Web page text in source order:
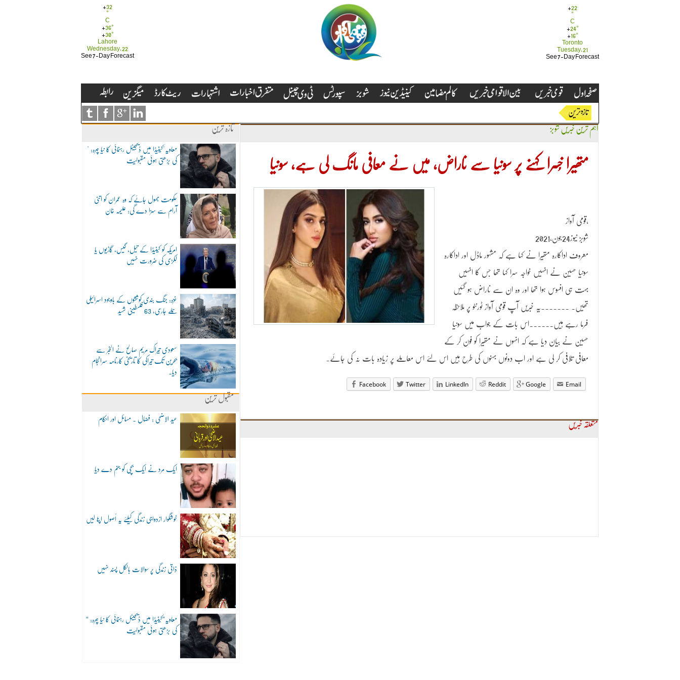
+22
°
C
+24°
+ 16°
Toronto
Tuesday, 21
See 7-Day Forecast
+32
°
C
+36°
+30°
Lahore
Wednesday, 22
See 7-Day Forecast
تازہ ترین
"معاویہ"کینیڈا میں ڈیجیٹل رہنمائی کا نیا چہرہ:
کی بڑھتی ہوئی مقبولیت
حکومت بھول جائے کہ وہ عمران کو اتنی
آرام سے سزا دے گی: علیمہ خان
امریکہ کو کینیڈا کے تیل، گیس، گاڑیوں یا
لکڑی کی ضرورت نہیں
غزہ: جنگ بندی کوششوں کے باوجود اسرائیلی
حملے جاری، 63 فلسطینی شہید
سعودی تیراک مریم صالح نے الخبر سے
بحرین تک تیراکی کا تاریخی کارنامہ سرانجام
دیا۔
مقبول ترین
عید الاضحی : فضال ۔ مسائل اور احکام
ایک مرد نے ایک بچی کو جنم دے دیا
خوشگوار ازدواجی زندگی کیلئے یہ اُصول اپنا لیں
ذاتی زندگی پر سوالات بالکل پسند نہیں
“معاویہ”کینیڈا میں ڈیجیٹل رہنمائی کا نیا چہرہ:
کی بڑھتی ہوئی مقبولیت
اہم ترین خبریں شوبز
متھیرا خُسرا کہنے پر سونیا سے ناراض، میں نے معافی مانگ لی ہے، سونیا
قومی آواز،
شوبز نیوز24جون،2021
معروف اداکارہ متھیرا نے کہا ہے کہ مشہور ماڈل اور اداکارہ
سونیا حسین نے انہیں خواجہ سرا کہا تھا جس کا انہیں
بہت ہی افسوس ہوا تھا اور وہ ان سے ناراض ہو گئیں
تھیں۔ ۔۔۔۔۔۔۔یہ خبریں آپ قومی آواز ٹورنٹو پر ملاحظہ
فرما رہے ہیں۔۔۔۔۔۔اس بات کے جواب میں سونیا
حسین نے بیان دیا ہے کہ انہوں نے متھیرا کو فون کر کے
معافی تلافی کر لی ہے اور اب دونوں بہنوں کی طرح ہیں اس لئے اس معاملے پر زیادہ بات نہ کی جائے۔
Facebook Twitter LinkedIn Reddit Google Email
متعلقہ خبریں